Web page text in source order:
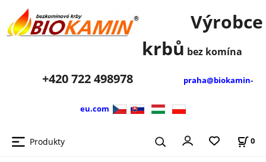
Výrobce
krbů bez komína
+420722 498978 praha@biokamin-
eu.com
Produkty 0